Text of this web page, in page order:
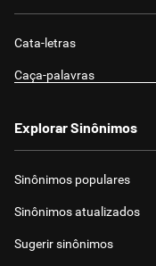
Cata-letras
Caça-palavras
Explorar Sinônimos
Sinônimos populares
Sinônimos atualizados
Sugerir sinônimos